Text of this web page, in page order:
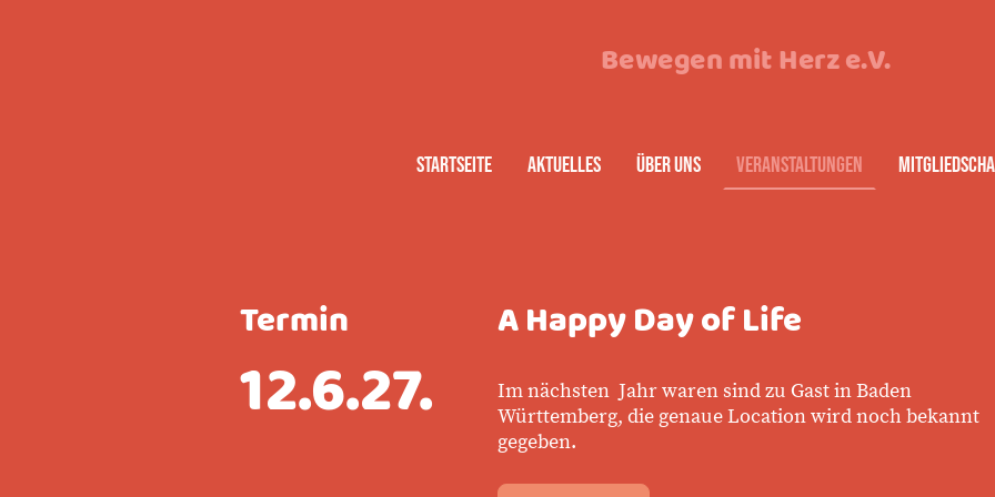
Bewegen mit Herz e.V.
Startseite Aktuelles Über uns Veranstaltungen
Termin
12.6.27.
A Happy Day of Life
Im nächsten Jahr waren sind zu Gast in Baden
Württemberg, die genaue Location wird noch bekannt
gegeben.